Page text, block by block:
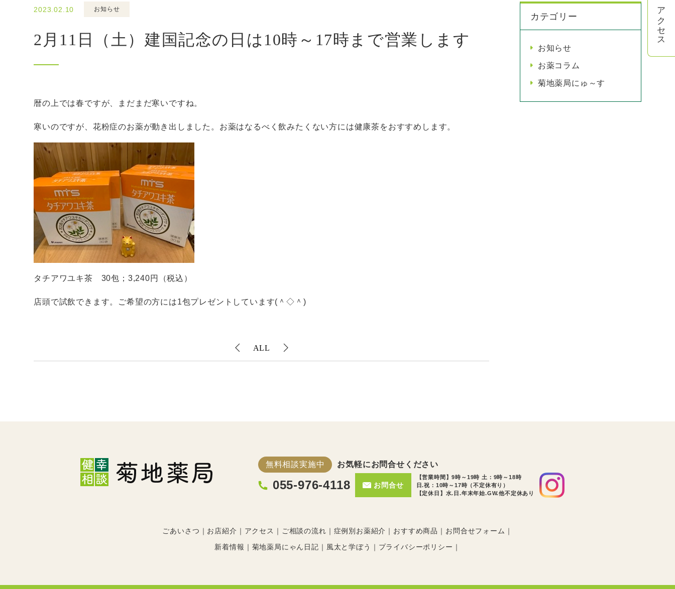
アクセス
2023.02.10 お知らせ
2月11日（土）建国記念の日は10時～17時まで営業します
暦の上では春ですが、まだまだ寒いですね。
寒いのですが、花粉症のお薬が動き出しました。お薬はなるべく飲みたくない方には健康茶をおすすめします。
タチアワユキ茶 30包；3,240円（税込）
店頭で試飲できます。ご希望の方には1包プレゼントしています(＾◇＾)
ALL
カテゴリー
お知らせ
お薬コラム
菊地薬局にゅ～す
無料相談実施中 お気軽にお問合せください
055-976-4118 お問合せ
【営業時間】9時～19時 土：9時～18時
日.祝：10時～17時（不定休有り）
【定休日】水.日.年末年始.GW.他不定休あり
ごあいさつ お店紹介 アクセス ご相談の流れ 症例別お薬紹介 おすすめ商品
お問合せフォーム
新着情報
菊地薬局にゃん日記 風太と学ぼう プライバシーポリシー